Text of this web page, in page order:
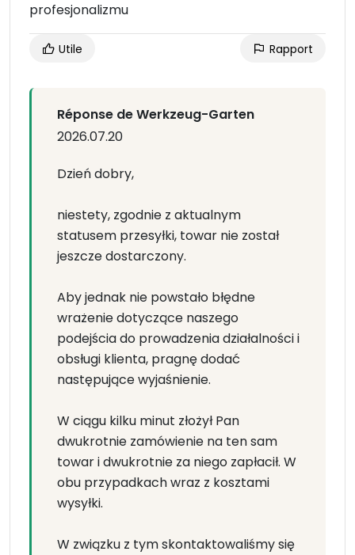
profesjonalizmu
Utile Rapport
Réponse de Werkzeug-Garten
2026.07.20
Dzień dobry,
niestety, zgodnie z aktualnym
statusem przesyłki, towar nie został
jeszcze dostarczony.
Aby jednak nie powstało błędne
wrażenie dotyczące naszego
podejścia do prowadzenia działalności i
obsługi klienta, pragnę dodać
następujące wyjaśnienie.
W ciągu kilku minut złożył Pan
dwukrotnie zamówienie na ten sam
towar i dwukrotnie za niego zapłacił. W
obu przypadkach wraz z kosztami
wysyłki.
W związku z tym skontaktowaliśmy się